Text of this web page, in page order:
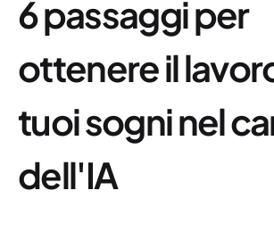
6 passaggi per
ottenere il
tuoi sogni nel
dell'IA